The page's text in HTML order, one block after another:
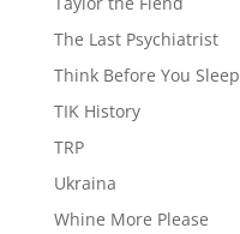
The Last Psychiatrist
Think Before You Sleep
TIK History
TRP
Ukraina
Whine More Please